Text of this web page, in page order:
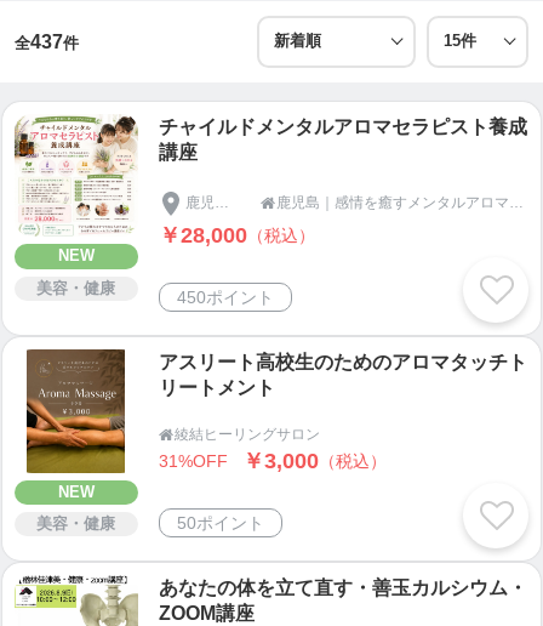
全437件
NEW
美容・健康
チャイルドメンタルアロマセラピスト養成
講座
鹿児島県  鹿児島｜感情を癒すメンタルアロマスクールアスターアートのんちゃん
￥28,000 （税込）
450ポイント
NEW
美容・健康
アスリート高校生のためのアロマタッチト
リートメント
綾結ヒーリングサロン
31%OFF ￥3,000 （税込）
50ポイント
あなたの体を立て直す・善玉カルシウム・
ZOOM講座